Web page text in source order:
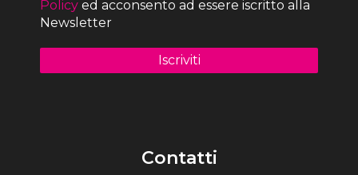
Policy ed acconsento ad essere iscritto alla
Newsletter
Contatti